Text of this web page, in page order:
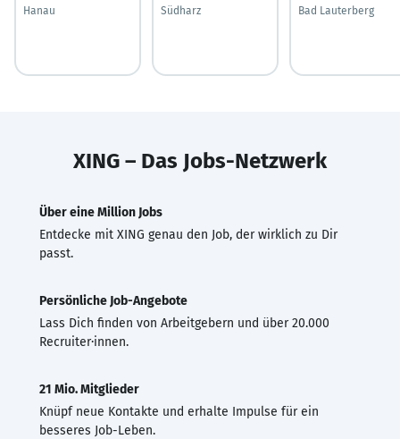
Hanau
Südharz
Bad Lauterberg
XING – Das Jobs-Netzwerk
Über eine Million Jobs
Entdecke mit XING genau den Job, der wirklich zu Dir
passt.
Persönliche Job-Angebote
Lass Dich finden von Arbeitgebern und über 20.000
Recruiter·innen.
21 Mio. Mitglieder
Knüpf neue Kontakte und erhalte Impulse für ein
besseres Job-Leben.